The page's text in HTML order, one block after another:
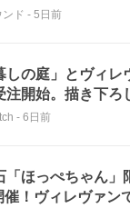
など
ンド - 5日前
しの庭」とヴィ
注開始。描き下ろ
ツやデスクマッ
- 6日前
「ほっぺちゃん」
催！ヴィレヴァン